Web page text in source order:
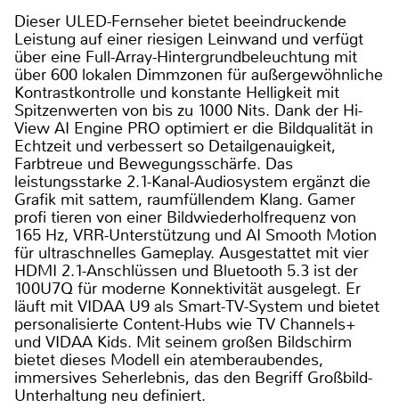
Dieser ULED-Fernseher bietet beeindruckende
Leistung auf einer riesigen Leinwand und verfügt
über eine Full-Array-Hintergrundbeleuchtung mit
über 600 lokalen Dimmzonen für außergewöhnliche
Kontrastkontrolle und konstante Helligkeit mit
Spitzenwerten von bis zu 1000 Nits. Dank der Hi-
View AI Engine PRO optimiert er die Bildqualität in
Echtzeit und verbessert so Detailgenauigkeit,
Farbtreue und Bewegungsschärfe. Das
leistungsstarke 2.1-Kanal-Audiosystem ergänzt die
Grafik mit sattem, raumfüllendem Klang. Gamer
profi tieren von einer Bildwiederholfrequenz von
165 Hz, VRR-Unterstützung und AI Smooth Motion
für ultraschnelles Gameplay. Ausgestattet mit vier
HDMI 2.1-Anschlüssen und Bluetooth 5.3 ist der
100U7Q für moderne Konnektivität ausgelegt. Er
läuft mit VIDAA U9 als Smart-TV-System und bietet
personalisierte Content-Hubs wie TV Channels+
und VIDAA Kids. Mit seinem großen Bildschirm
bietet dieses Modell ein atemberaubendes,
immersives Seherlebnis, das den Begriff Großbild-
Unterhaltung neu definiert.